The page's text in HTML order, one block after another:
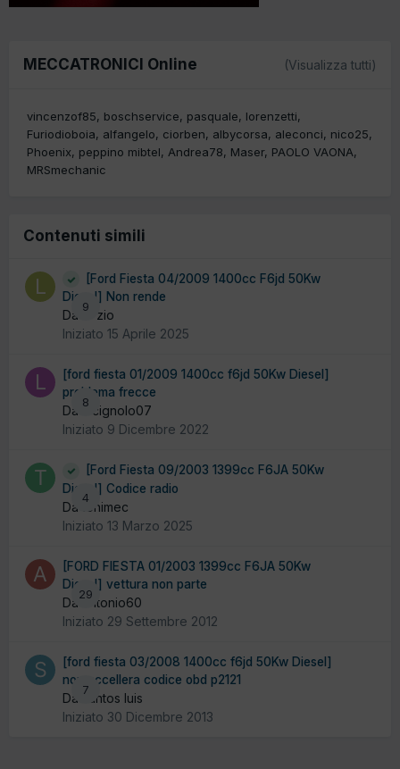
MECCATRONICI Online (Visualizza tutti)
vincenzof85 boschservice pasquale
lorenzetti
Furiodioboia
alfangelo ciorben albycorsa aleconci
nico25
Phoenix
peppino mibtel Andrea78 Maser PAOLO VAONA
MRSmechanic
Contenuti simili
9
[Ford Fiesta 04/2009 1400cc F6jd 50Kw
Diesel] Non rende
Da lo zio
Iniziato 15 Aprile 2025
8
[ford fiesta 01/2009 1400cc f6jd 50Kw Diesel]
problema frecce
Da lucignolo07
Iniziato 9 Dicembre 2022
4
[Ford Fiesta 09/2003 1399cc F6JA 50Kw
Diesel] Codice radio
Da tonimec
Iniziato 13 Marzo 2025
29
[FORD FIESTA 01/2003 1399cc F6JA 50Kw
Diesel] vettura non parte
Da antonio60
Iniziato 29 Settembre 2012
7
[ford fiesta 03/2008 1400cc f6jd 50Kw Diesel]
non accellera codice obd p2121
Da santos luis
Iniziato 30 Dicembre 2013